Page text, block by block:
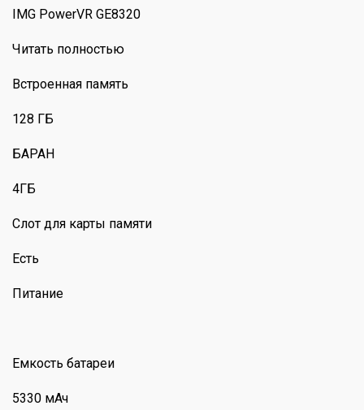
IMG PowerVR GE8320
Читать полностью
Встроенная память
128 ГБ
БАРАН
4ГБ
Слот для карты памяти
Есть
Питание
Емкость батареи
5330 мАч